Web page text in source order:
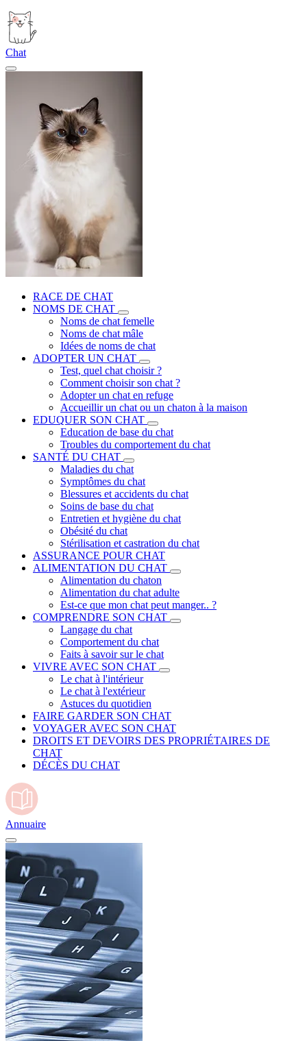
Chat
RACE DE CHAT
NOMS DE CHAT
Noms de chat femelle
Noms de chat mâle
Idées de noms de chat
ADOPTER UN CHAT
Test, quel chat choisir ?
Comment choisir son chat ?
Adopter un chat en refuge
Accueillir un chat ou un chaton à la maison
EDUQUER SON CHAT
Education de base du chat
Troubles du comportement du chat
SANTÉ DU CHAT
Maladies du chat
Symptômes du chat
Blessures et accidents du chat
Soins de base du chat
Entretien et hygiène du chat
Obésité du chat
Stérilisation et castration du chat
ASSURANCE POUR CHAT
ALIMENTATION DU CHAT
Alimentation du chaton
Alimentation du chat adulte
Est-ce que mon chat peut manger.. ?
COMPRENDRE SON CHAT
Langage du chat
Comportement du chat
Faits à savoir sur le chat
VIVRE AVEC SON CHAT
Le chat à l'intérieur
Le chat à l'extérieur
Astuces du quotidien
FAIRE GARDER SON CHAT
VOYAGER AVEC SON CHAT
DROITS ET DEVOIRS DES PROPRIÉTAIRES DE
CHAT
DÉCÈS DU CHAT
Annuaire